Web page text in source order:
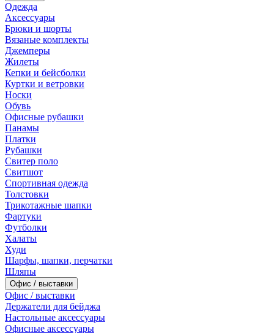
Одежда
Аксессуары
Брюки и шорты
Вязаные комплекты
Джемперы
Жилеты
Кепки и бейсболки
Куртки и ветровки
Носки
Обувь
Офисные рубашки
Панамы
Платки
Рубашки
Свитер поло
Свитшот
Спортивная одежда
Толстовки
Трикотажные шапки
Фартуки
Футболки
Халаты
Худи
Шарфы, шапки, перчатки
Шляпы
Офис / выставки
Офис / выставки
Держатели для бейджа
Настольные аксессуары
Офисные аксессуары